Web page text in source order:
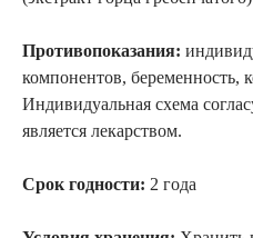
Противопоказания:
компонентов, беременность,
Индивидуальная схема
является лекарством.
Срок годности: 2 года